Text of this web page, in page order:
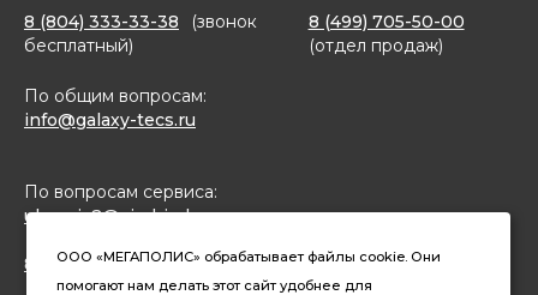
8 (804) 333-33-38
(звонок
бесплатный)
8 (499) 705-50-00
(отдел продаж)
По общим вопросам:
info@galaxy-tecs.ru
По вопросам сервиса:
ulservis2@simbirsk-crown.ru
8(962)633-02-15 (чат в MAX)
ООО «МЕГАПОЛИС» обрабатывает файлы cookie. Они
помогают нам делать этот сайт удобнее для